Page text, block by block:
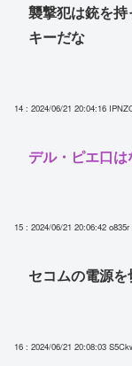
襲撃犯は銃を
キーだな
14 : 2024/06/21 20:04:16
デル・ピエ口
15 : 2024/06/21 20:06:42 o835r
セコムの電源
16 : 2024/06/21 20:08:03